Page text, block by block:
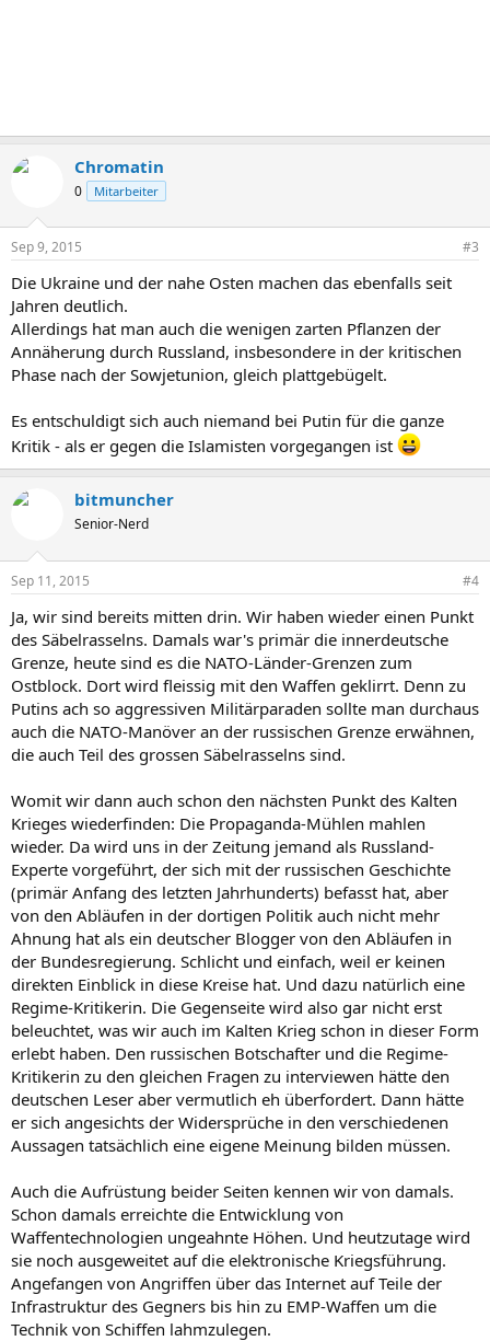
Chromatin
0 Mitarbeiter
Sep 9, 2015 #3
Die Ukraine und der nahe Osten machen das ebenfalls seit
Jahren deutlich.
Allerdings hat man auch die wenigen zarten Pflanzen der
Annäherung durch Russland, insbesondere in der kritischen
Phase nach der Sowjetunion, gleich plattgebügelt.
Es entschuldigt sich auch niemand bei Putin für die ganze
Kritik - als er gegen die Islamisten vorgegangen ist
bitmuncher
Senior-Nerd
Sep 11, 2015 #4
Ja, wir sind bereits mitten drin. Wir haben wieder einen Punkt
des Säbelrasselns. Damals war's primär die innerdeutsche
Grenze, heute sind es die NATO-Länder-Grenzen zum
Ostblock. Dort wird fleissig mit den Waffen geklirrt. Denn zu
Putins ach so aggressiven Militärparaden sollte man durchaus
auch die NATO-Manöver an der russischen Grenze erwähnen,
die auch Teil des grossen Säbelrasselns sind.
Womit wir dann auch schon den nächsten Punkt des Kalten
Krieges wiederfinden: Die Propaganda-Mühlen mahlen
wieder. Da wird uns in der Zeitung jemand als Russland-
Experte vorgeführt, der sich mit der russischen Geschichte
(primär Anfang des letzten Jahrhunderts) befasst hat, aber
von den Abläufen in der dortigen Politik auch nicht mehr
Ahnung hat als ein deutscher Blogger von den Abläufen in
der Bundesregierung. Schlicht und einfach, weil er keinen
direkten Einblick in diese Kreise hat. Und dazu natürlich eine
Regime-Kritikerin. Die Gegenseite wird also gar nicht erst
beleuchtet, was wir auch im Kalten Krieg schon in dieser Form
erlebt haben. Den russischen Botschafter und die Regime-
Kritikerin zu den gleichen Fragen zu interviewen hätte den
deutschen Leser aber vermutlich eh überfordert. Dann hätte
er sich angesichts der Widersprüche in den verschiedenen
Aussagen tatsächlich eine eigene Meinung bilden müssen.
Auch die Aufrüstung beider Seiten kennen wir von damals.
Schon damals erreichte die Entwicklung von
Waffentechnologien ungeahnte Höhen. Und heutzutage wird
sie noch ausgeweitet auf die elektronische Kriegsführung.
Angefangen von Angriffen über das Internet auf Teile der
Infrastruktur des Gegners bis hin zu EMP-Waffen um die
Technik von Schiffen lahmzulegen.